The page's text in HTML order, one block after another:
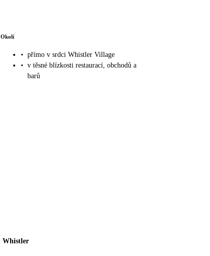
Okolí
• přímo v srdci Whistler Village
• v těsné blízkosti restaurací, obchodů a
barů
Whistler